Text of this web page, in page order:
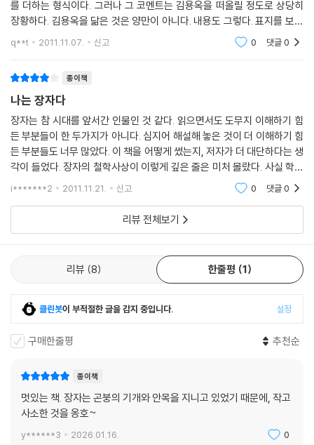
아는 것만으로도 이미 목표가 생겼으니 조급해할 것 없다는 메시지를 전달
하는지도 모른다._소요유逍遙游: 위대한 날갯짓과 자유로운 휴식, 27쪽
조의 현대사회의 시스템에서 물욕에 쉽게 경도되는 세태를 비판하며 자기
자신을 끊임없이 갈고?는 것을, 즉 장자의 핵심사상인 관념적 구속에서 벗
어나 내면 정신세계의 자유와 독립을 누리라고 역설한다. 인생의 밑바닥까
지 내려갔다가 권력과 명예를 되찾은 입지전적인 삶을 산 저자의 주장은
그 자신을 통해 체득했기 때문인지 독자에게 커다란 울림을 준다. 그리고
자유로운 삶 못지않게 중요한 것이 타자와의 조화로운 삶이라고 강조한다.
시공을 초월하여 인류가 이룩해놓은 역사와 철학을 넘나들며 장자의 사상
가늠할 수 없을 만큼 넓고 심오하다. 궁극적으로 왕멍은 장자의 사상을 통
해 현대인들이 삶을 성찰하게 하고 새로운 의미를 되새기고 인간성을 회복
할 수 있는 방향을 제시한다. 하지만 그 무엇보다 빛나는 것은 고난의 삶을
헤치고 팔순을 앞둔 늙은 철학자의 후대를 향한 사랑과 인간애이다.
를 더하는 형식이다. 그러나 그 코멘트는 김용옥을 떠올릴 정도로 상당히
장황하다. 김용옥을 닮은 것은 양만이 아니다. 내용도 그렇다. 표지를 보면
‘왕멍, 장자와 즐기다’란 말이 있는데 광고문구로 적당히 붙인 말이 아니라
정말 그렇
q**t 2011.11.07. 신고 0 댓글0
종이책
나는 장자다
장자는 참 시대를 앞서간 인물인 것 같다. 읽으면서도 도무지 이해하기 힘
든 부분들이 한 두가지가 아니다. 심지어 해설해 놓은 것이 더 이해하기 힘
든 부분들도 너무 많았다. 이 책을 어떻게 썼는지, 저자가 더 대단하다는 생
각이 들었다. 장자의 철학사상이 이렇게 깊은 줄은 미처 몰랐다. 사실 학교
에서조차도 동양철학에 대해서 가르치기 보다는 서양철학에 대해서만 많
i*******2 2011.11.21. 신고 0 댓글0
리뷰 전체보기
리뷰 8 한줄평 1
클린봇이 부적절한 글을 감지 중입니다. 설정
구매한줄평 추천순
종이책
멋있는 책. 장자는 곤붕의 기개와 안목을 지니고 있었기 때문에, 작고
사소한 것을 옹호~
y******3 2026.01.16. 0